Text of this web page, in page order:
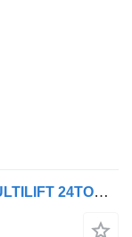
Scania P400 / LIFT+LENKACHSE / MULTILIFT 24TON / TUV:16-06-2026 / AIRCO